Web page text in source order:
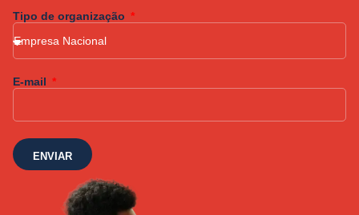
Tipo de organização
E-mail
ENVIAR